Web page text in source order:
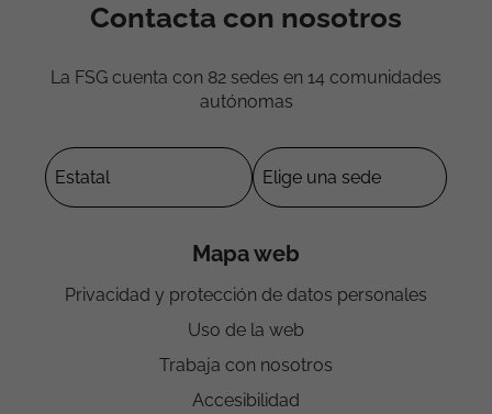
Contacta con nosotros
La FSG cuenta con 82 sedes en 14 comunidades
autónomas
Mapa web
Privacidad y protección de datos personales
Uso de la web
Trabaja con nosotros
Accesibilidad